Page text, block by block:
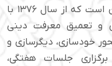
مجموعه‌های فرهنگی و مذهبی ایران است که از سال ۱۳۷۶ با
و تعمیق معرفت دینی
خودسازی، دیگرسازی و
جلسات هفتگی،